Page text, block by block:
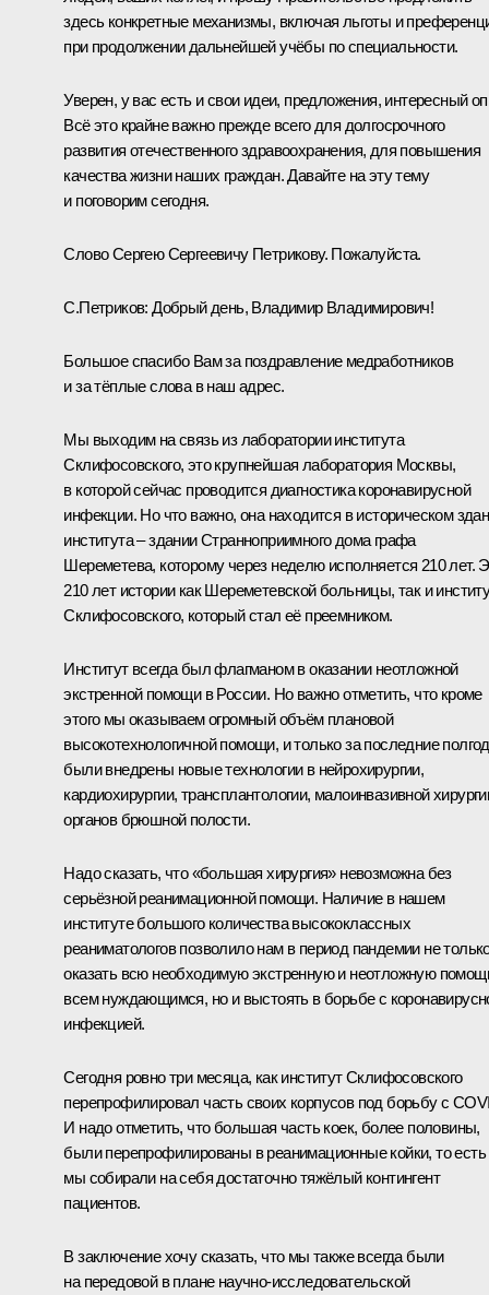
здесь конкретные механизмы, включая льготы и
при продолжении дальнейшей учёбы по специальности.
Уверен, у вас есть и свои идеи, предложения, интересный
Всё это крайне важно прежде всего для долгосрочного
развития отечественного здравоохранения, для повышения
качества жизни наших граждан. Давайте на эту тему
и поговорим сегодня.
Слово Сергею Сергеевичу Петрикову. Пожалуйста.
С.Петриков: Добрый день, Владимир Владимирович!
Большое спасибо Вам за поздравление медработников
и за тёплые слова в наш адрес.
Мы выходим на связь из лаборатории института
Склифосовского, это крупнейшая лаборатория Москвы,
в которой сейчас проводится диагностика коронавирусной
инфекции. Но что важно, она находится в историческом
института – здании Странноприимного дома графа
Шереметева, которому через неделю исполняется 210 лет.
210 лет истории как Шереметевской больницы, так и
Склифосовского, который стал её преемником.
Институт всегда был флагманом в оказании неотложной
экстренной помощи в России. Но важно отметить, что кроме
этого мы оказываем огромный объём плановой
высокотехнологичной помощи, и только за последние
были внедрены новые технологии в нейрохирургии,
кардиохирургии, трансплантологии, малоинвазивной
органов брюшной полости.
Надо сказать, что «большая хирургия» невозможна без
серьёзной реанимационной помощи. Наличие в нашем
институте большого количества высококлассных
реаниматологов позволило нам в период пандемии не
оказать всю необходимую экстренную и неотложную
всем нуждающимся, но и выстоять в борьбе с
инфекцией.
Сегодня ровно три месяца, как институт Склифосовского
перепрофилировал часть своих корпусов под борьбу с
И надо отметить, что большая часть коек, более половины,
были перепрофилированы в реанимационные койки, то есть
мы собирали на себя достаточно тяжёлый контингент
пациентов.
В заключение хочу сказать, что мы также всегда были
на передовой в плане научно-исследовательской